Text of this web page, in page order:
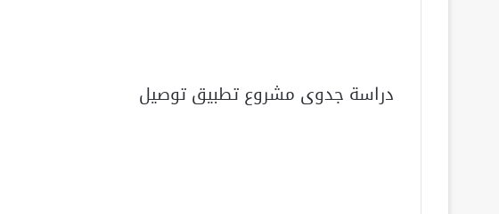
دراسة جدوى مشروع تطبيق توصيل